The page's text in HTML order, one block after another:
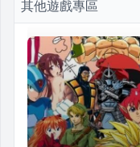
其他遊戲專區